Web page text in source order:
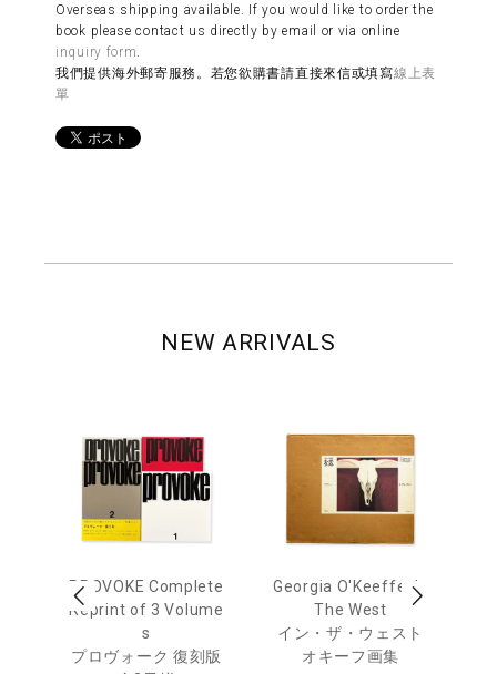
Overseas shipping available. If you would like to order the
book please contact us directly by email or via online
inquiry form
我們提供海外郵寄服務。若您欲購書請直接來信或填寫線上表
單
NEW ARRIVALS
PROVOKE Complete
Reprint of 3 Volume
s
プロヴォーク 復刻版
Georgia O'Keeffe: In
The West
イン・ザ・ウェスト
オキーフ画集